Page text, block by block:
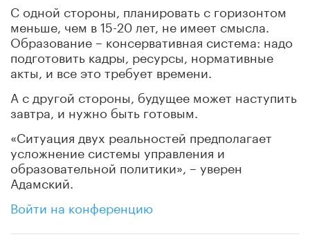
С одной стороны, планировать с горизонтом
меньше, чем в 15-20 лет, не имеет смысла.
Образование – консервативная система: надо
подготовить кадры, ресурсы, нормативные
акты, и все это требует времени.
А с другой стороны, будущее может наступить
завтра, и нужно быть готовым.
«Ситуация двух реальностей предполагает
усложнение системы управления и
образовательной политики», – уверен
Адамский.
Войти на конференцию